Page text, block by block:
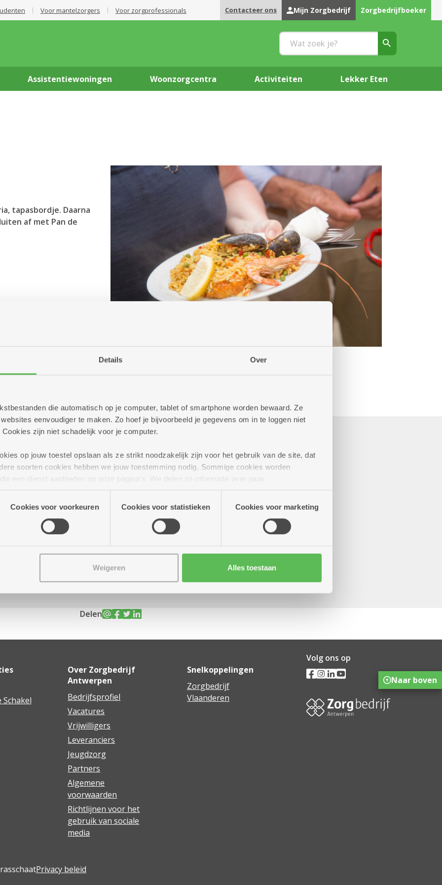
Details Over
die automatisch op je computer, tablet of smartphone worden bewaard. Ze
eenvoudiger te maken. Zo hoef je bijvoorbeeld je gegevens om in te loggen niet
zijn niet schadelijk voor je computer.
op jouw toestel opslaan als ze strikt noodzakelijk zijn voor het gebruik van de site, dat
soorten cookies hebben we jouw toestemming nodig. Sommige cookies worden
een dienst aanbieden op onze pagina's. We delen zo informatie over jouw
onze site voor social media, advertenties en analyse. Deze partners kunnen deze gegevens
die je aan hen verstrekte.
Cookies voor voorkeuren Cookies voor statistieken Cookies voor marketing
Weigeren Alles toestaan
Voor mantelzorgers Voor zorgprofessionals Contacteer ons Mijn Zorgbedrijf Zorgbedrijfboeker
Assistentiewoningen Woonzorgcentra Activiteiten Lekker Eten
tapasbordje. Daarna
af met Pan de
tot 20.00 uur
Delen
Schakel
Over Zorgbedrijf
Antwerpen
Bedrijfsprofiel
Vacatures
Vrijwilligers
Leveranciers
Jeugdzorg
Partners
Algemene
voorwaarden
Richtlijnen voor het
gebruik van sociale
media
Snelkoppelingen
Zorgbedrijf
Vlaanderen
Volg ons op
Privacy beleid
Naar boven